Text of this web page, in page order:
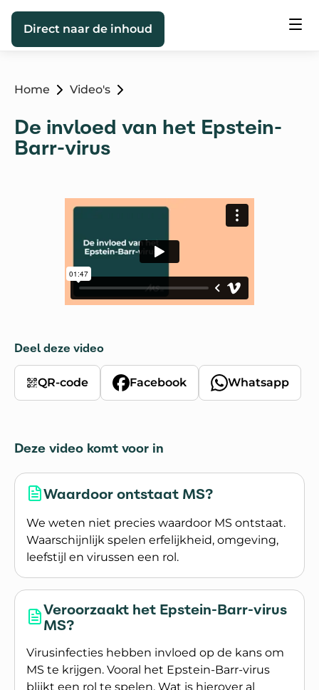
Direct naar de inhoud
Home Video's
De invloed van het Epstein-
Barr-virus
Deel deze video
QR-code Facebook Whatsapp
Deze video komt voor in
Waardoor ontstaat MS?
We weten niet precies waardoor MS ontstaat.
Waarschijnlijk spelen erfelijkheid, omgeving,
leefstijl en virussen een rol.
Lees meer over Waardoor ontstaat MS?
Veroorzaakt het Epstein-Barr-virus
MS?
Virusinfecties hebben invloed op de kans om
MS te krijgen. Vooral het Epstein-Barr-virus
blijkt een rol te spelen. Wat is hierover al